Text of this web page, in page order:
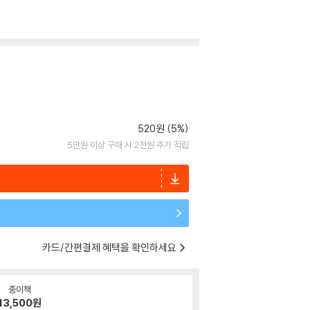
520원 (5%)
5만원 이상 구매 시 2천원 추가 적립
카드/간편결제 혜택을 확인하세요
종이책
원